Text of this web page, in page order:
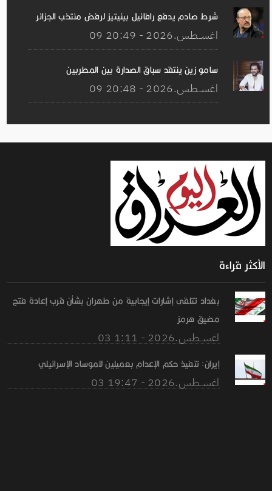
شرط صادم يدفع رافائيل بينيتيز لرفض منتخب الجزائر
09 اغســطس.2026 - 20:49
سامو زين ينتقد سباق الصدارة بين المطربين
09 اغســطس.2026 - 20:48
الأكثر قراءة
بغداد تتلقى إشارات إيجابية من طهران بشأن قرب إعادة فتح
مضيق هرمز
03 اغســطس.2026 - 1:11
إيران: تنفيذ حكم الإعدام بعميلين للموساد الإسرائيلي
03 اغســطس.2026 - 19:47